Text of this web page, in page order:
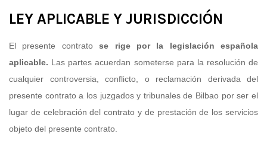
LEY APLICABLE Y JURISDICCIÓN
El presente contratose rige por la legislación española
aplicable. Las partes acuerdan someterse para la resolución de
cualquier controversia, conflicto, o reclamación derivada del
presente contrato a los juzgados y tribunales de Bilbao por ser el
lugar de celebración del contrato y de prestación de los servicios
objeto del presente contrato.